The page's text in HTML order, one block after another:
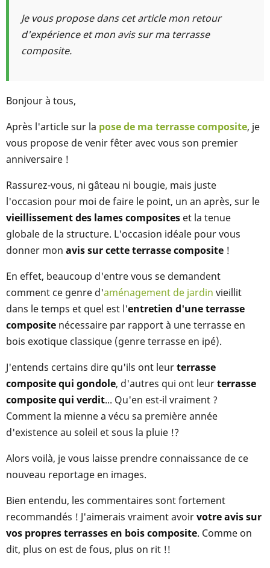
Je vous propose dans cet article mon retour
d'expérience et mon avis sur ma terrasse
composite.
Bonjour à tous,
Après l'article sur la pose de ma terrasse composite, je
vous propose de venir fêter avec vous son premier
anniversaire !
Rassurez-vous, ni gâteau ni bougie, mais juste
l'occasion pour moi de faire le point, un an après, sur le
vieillissement des lames composites et la tenue
globale de la structure. L'occasion idéale pour vous
donner mon avis sur cette terrasse composite !
En effet, beaucoup d'entre vous se demandent
comment ce genre d'aménagement de jardin vieillit
dans le temps et quel est l'entretien d'une terrasse
composite nécessaire par rapport à une terrasse en
bois exotique classique (genre terrasse en ipé).
J'entends certains dire qu'ils ont leurterrasse
composite qui gondole, d'autres qui ont leurterrasse
composite qui verdit... Qu'en est-il vraiment ?
Comment la mienne a vécu sa première année
d'existence au soleil et sous la pluie !?
Alors voilà, je vous laisse prendre connaissance de ce
nouveau reportage en images.
Bien entendu, les commentaires sont fortement
recommandés ! J'aimerais vraiment avoirvotre avis sur
vos propres terrasses en bois composite. Comme on
dit, plus on est de fous, plus on rit !!